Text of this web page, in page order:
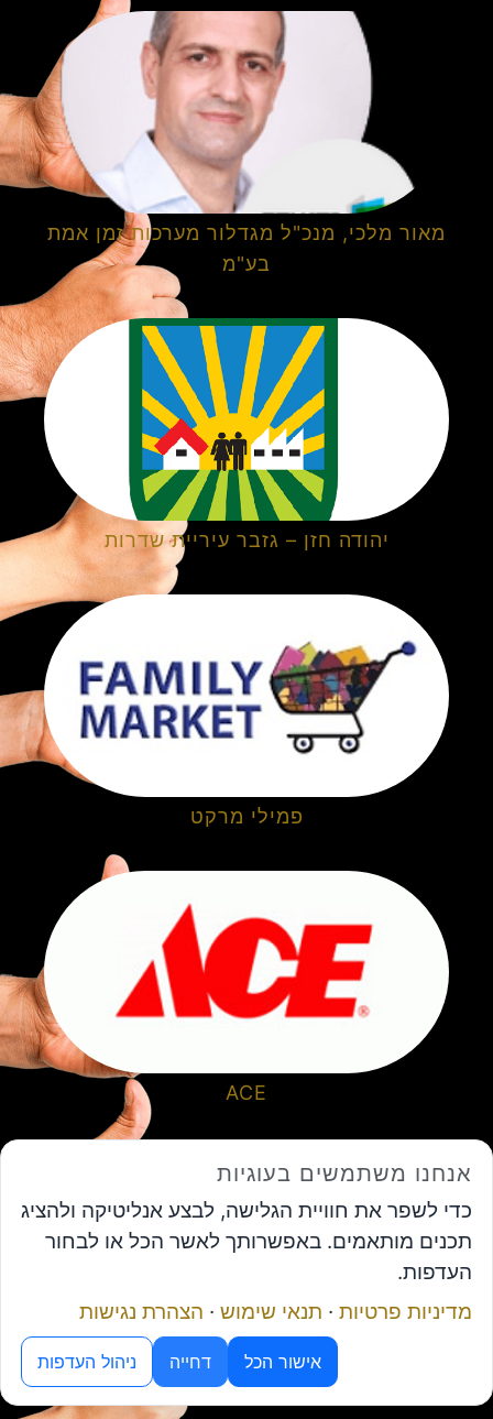
מאור מלכי, מנכ"ל מגדלור מערכות זמן אמת
בע"מ
יהודה חזן – גזבר עיריית שדרות
פמילי מרקט
ACE
ורד וייסלר גנץ- סוכנות לביטוח בע"מ
מנוע ה-AI של פורום המנכ"לים
תיאום פגישה
אנחנו משתמשים בעוגיות
כדי לשפר את חוויית הגלישה, לבצע אנליטיקה ולהציג
תכנים מותאמים. באפשרותך לאשר הכל או לבחור
העדפות.
מדיניות פרטיות · תנאי שימוש · הצהרת נגישות
אישור הכל דחייה ניהול העדפות